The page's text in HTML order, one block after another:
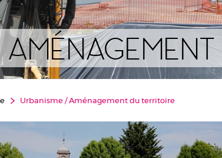
Urbanisme / Aménagement du territoire